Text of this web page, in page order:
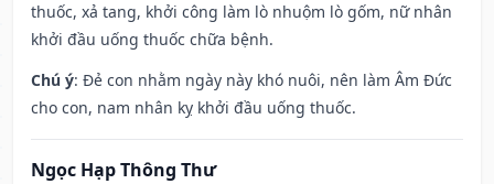
thuốc, xả tang, khởi công làm lò nhuộm lò gốm, nữ nhân
khởi đầu uống thuốc chữa bệnh.
Chú ý: Đẻ con nhằm ngày này khó nuôi, nên làm Âm Đức
cho con, nam nhân kỵ khởi đầu uống thuốc.
Ngọc Hạp Thông Thư